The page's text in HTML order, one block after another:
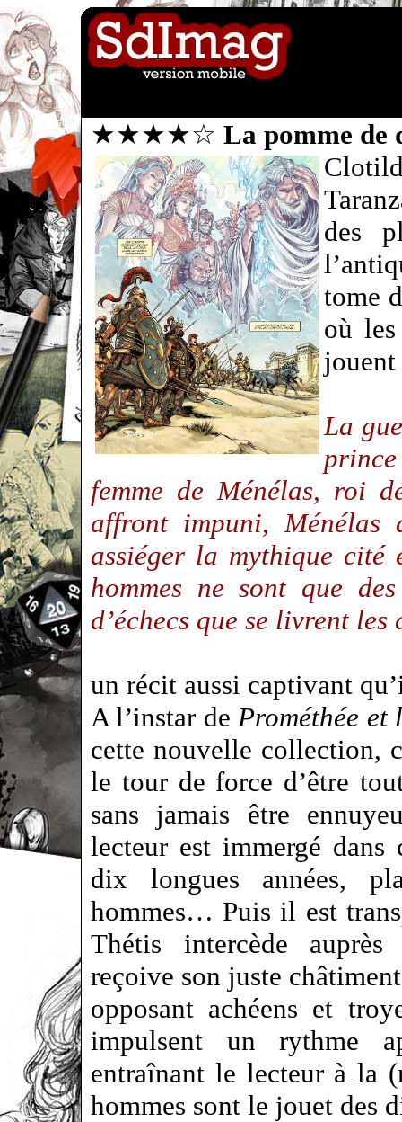
★★★★☆ La pomme de
des
tome
où
La
femme de Ménélas, roi
affront impuni, Ménélas
assiéger la mythique
hommes ne sont que
d’échecs que se livrent
un récit aussi captivant
A l’instar deProméthée et
cette nouvelle collection,
le tour de force d’être
sans jamais être
lecteur est immergé
dix longues années,
hommes… Puis il est
Thétis intercède
reçoive son juste
opposant achéens et
impulsent un rythme
entraînant le lecteur à la
hommes sont le jouet des